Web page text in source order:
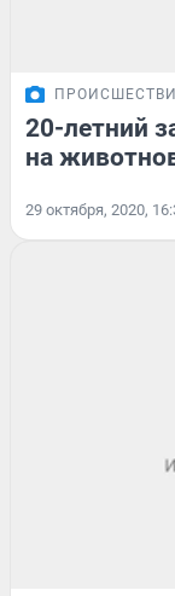
20-летний
на
29 октября, 2020,